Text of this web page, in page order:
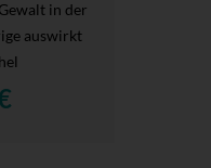
in der
auswirkt